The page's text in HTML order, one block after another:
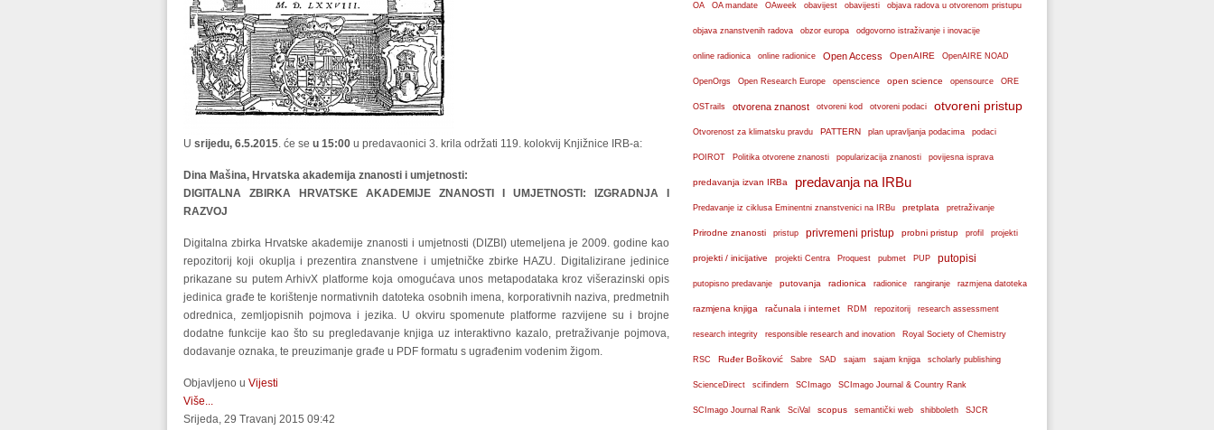
U srijedu, 6.5.2015. će se u 15:00 u predavaonici 3. krila održati 119. kolokvij Knjižnice IRB-a:
Dina Mašina, Hrvatska akademija znanosti i umjetnosti:
DIGITALNA ZBIRKA HRVATSKE AKADEMIJE ZNANOSTI I UMJETNOSTI: IZGRADNJA I
RAZVOJ
Digitalna zbirka Hrvatske akademije znanosti i umjetnosti (DIZBI) utemeljena je 2009. godine kao
repozitorij koji okuplja i prezentira znanstvene i umjetničke zbirke HAZU. Digitalizirane jedinice
prikazane su putem ArhivX platforme koja omogućava unos metapodataka kroz višerazinski opis
jedinica građe te korištenje normativnih datoteka osobnih imena, korporativnih naziva, predmetnih
odrednica, zemljopisnih pojmova i jezika. U okviru spomenute platforme razvijene su i brojne
dodatne funkcije kao što su pregledavanje knjiga uz interaktivno kazalo, pretraživanje pojmova,
dodavanje oznaka, te preuzimanje građe u PDF formatu s ugrađenim vodenim žigom.
Objavljeno u Vijesti
Više...
Srijeda, 29 Travanj 2015 09:42
OA OA mandate OAweek obavijest obavijesti objava radova u otvorenom pristupu
objava znanstvenih radova obzor europa odgovorno istraživanje i inovacije
online radionica online radionice Open Access OpenAIRE OpenAIRE NOAD
OpenOrgs Open Research Europe openscience open science opensource ORE
OSTrails otvorena znanost otvoreni kod otvoreni podaci otvoreni pristup
Otvorenost za klimatsku pravdu PATTERN plan upravljanja podacima podaci
POIROT Politika otvorene znanosti popularizacija znanosti povijesna isprava
predavanja izvan IRBa predavanja na IRBu
Predavanje iz ciklusa Eminentni znanstvenici na IRBu pretplata pretraživanje
Prirodne znanosti pristup privremeni pristup probni pristup profil projekti
projekti / inicijative projekti Centra Proquest pubmet PUP putopisi
putopisno predavanje putovanja radionica radionice rangiranje razmjena datoteka
razmjena knjiga računala i internet RDM repozitorij research assessment
research integrity responsible research and inovation Royal Society of Chemistry
RSC Ruđer Bošković Sabre SAD sajam sajam knjiga scholarly publishing
ScienceDirect scifindern SCImago SCImago Journal & Country Rank
SCImago Journal Rank SciVal scopus semantički web shibboleth SJCR